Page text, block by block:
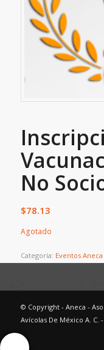
No
$78.13
Agotado
Categoría: Eventos Aneca
© Copyright - Aneca -
Avícolas De México A. C. -